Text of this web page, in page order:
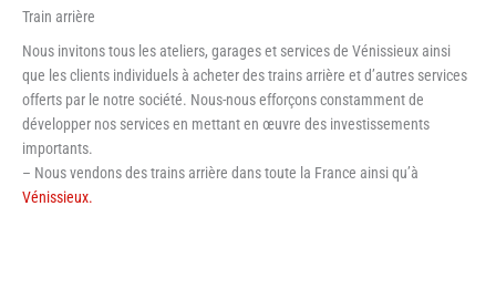
Train arrière
Nous invitons tous les ateliers, garages et services de Vénissieux ainsi
que les clients individuels à acheter des trains arrière et d’autres services
offerts par le notre société. Nous-nous efforçons constamment de
développer nos services en mettant en œuvre des investissements
importants.
– Nous vendons des trains arrière dans toute la France ainsi qu’à
Vénissieux.